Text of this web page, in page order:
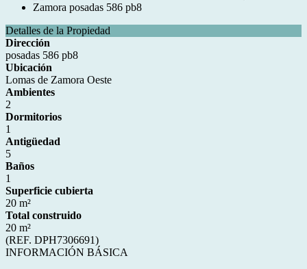
Detalles de la Propiedad
Dirección
posadas 586 pb8
Ubicación
Lomas de Zamora Oeste
Ambientes
2
Dormitorios
1
Antigüedad
5
Baños
1
Superficie cubierta
20 m²
Total construido
20 m²
(REF. DPH7306691)
INFORMACIÓN BÁSICA